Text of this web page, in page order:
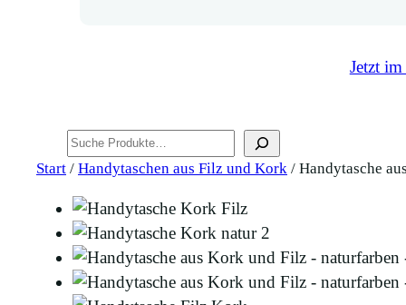
Jetzt
Start / Handytaschen aus Filz und Kork / Handytasche